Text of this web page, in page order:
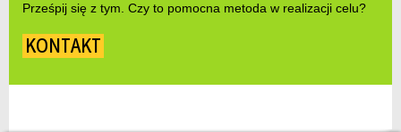
Prześpij się z tym. Czy to pomocna metoda w realizacji celu?
KONTAKT